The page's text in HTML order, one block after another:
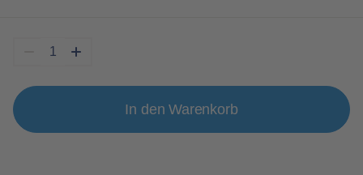
In den Warenkorb